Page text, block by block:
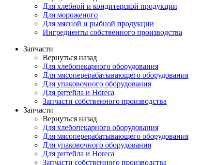
Для хлебной и кондитерской продукции
Для мороженого
Для мясной и рыбной продукции
Ингредиенты собственного производства
Запчасти
Вернуться назад
Для хлебопекарного оборудования
Для мясоперерабатывающего оборудования
Для упаковочного оборудования
Для ритейла и Horeca
Запчасти собственного производства
Запчасти
Вернуться назад
Для хлебопекарного оборудования
Для мясоперерабатывающего оборудования
Для упаковочного оборудования
Для ритейла и Horeca
Запчасти собственного производства